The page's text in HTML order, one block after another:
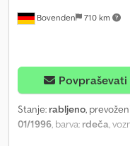
Bovenden 710 km
Povpraševati
Stanje: rabljeno,
01/1996 , barva: rdeča ,